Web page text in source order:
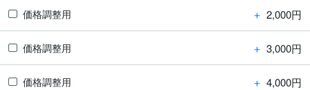
価格調整用 ＋ 2,000円
価格調整用 ＋ 3,000円
価格調整用 ＋ 4,000円